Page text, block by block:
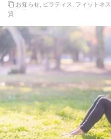
お知らせ, ピラティス, フィットネス
質